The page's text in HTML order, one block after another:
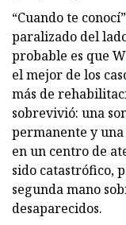
“Cuando te
paralizado del
probable es que
el mejor de los
más de
sobrevivió: una
permanente y
en un centro de
sido catastrófico,
segunda mano
desaparecidos.